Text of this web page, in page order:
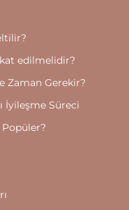
edilmelidir?
Zaman Gerekir?
İyileşme Süreci